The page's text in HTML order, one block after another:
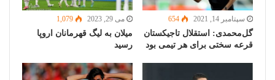
سپتامبر 14, 2021 654
گل‌محمدی: استقلال تاجیکستان
قرعه سختی برای هر تیمی بود
می 29, 2023 1,079
میلان به لیگ قهرمانان اروپا
رسید